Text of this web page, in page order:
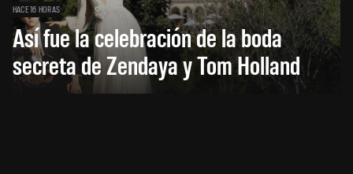
HACE 16 HORAS
Así fue la celebración de la boda
secreta de Zendaya y Tom Holland